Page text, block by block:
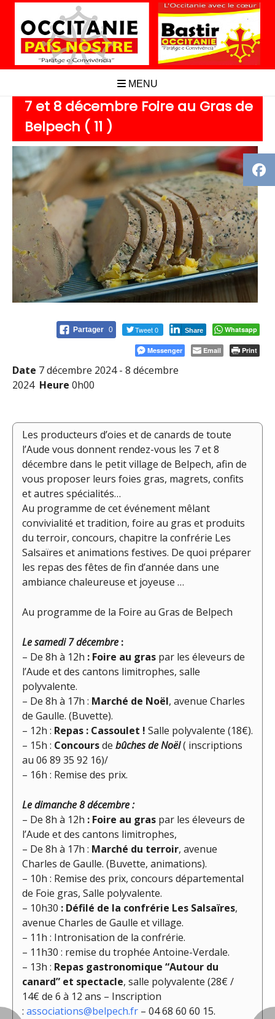
Aller
contenu
MENU
7 et 8 décembre Foire au Gras de
Belpech ( 11 )
Partager 0 Tweet 0 Share Whatsapp
Messenger Email Print
Date 7 décembre 2024 - 8 décembre
2024 Heure 0h00
Les producteurs d’oies et de canards de toute
l’Aude vous donnent rendez-vous les 7 et 8
décembre dans le petit village de Belpech, afin de
vous proposer leurs foies gras, magrets, confits
et autres spécialités…
Au programme de cet événement mêlant
convivialité et tradition, foire au gras et produits
du terroir, concours, chapitre la confrérie Les
Salsaïres et animations festives. De quoi préparer
les repas des fêtes de fin d’année dans une
ambiance chaleureuse et joyeuse …
Au programme de la Foire au Gras de Belpech
Le samedi 7 décembre :
– De 8h à 12h : Foire au gras par les éleveurs de
l’Aude et des cantons limitrophes, salle
polyvalente.
– De 8h à 17h : Marché de Noël, avenue Charles
de Gaulle. (Buvette).
– 12h : Repas : Cassoulet ! Salle polyvalente (18€).
– 15h : Concoursde bûches de Noël( inscriptions
au 06 89 35 92 16)/
– 16h : Remise des prix.
Le dimanche 8 décembre :
– De 8h à 12h : Foire au gras par les éleveurs de
l’Aude et des cantons limitrophes,
– De 8h à 17h : Marché du terroir, avenue
Charles de Gaulle. (Buvette, animations).
– 10h : Remise des prix, concours départemental
de Foie gras, Salle polyvalente.
– 10h30 : Défilé de la confrérie Les Salsaïres,
avenue Charles de Gaulle et village.
– 11h : Intronisation de la confrérie.
– 11h30 : remise du trophée Antoine-Verdale.
– 13h : Repas gastronomique “Autour du
canard” et spectacle, salle polyvalente (28€ /
14€ de 6 à 12 ans – Inscription
: associations@belpech.fr – 04 68 60 60 15.